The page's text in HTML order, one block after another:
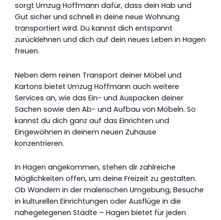
sorgt Umzug Hoffmann dafür, dass dein Hab und
Gut sicher und schnell in deine neue Wohnung
transportiert wird. Du kannst dich entspannt
zurücklehnen und dich auf dein neues Leben in Hagen
freuen.
Neben dem reinen Transport deiner Möbel und
Kartons bietet Umzug Hoffmann auch weitere
Services an, wie das Ein- und Auspacken deiner
Sachen sowie den Ab- und Aufbau von Möbeln. So
kannst du dich ganz auf das Einrichten und
Eingewöhnen in deinem neuen Zuhause
konzentrieren.
In Hagen angekommen, stehen dir zahlreiche
Möglichkeiten offen, um deine Freizeit zu gestalten.
Ob Wandern in der malerischen Umgebung, Besuche
in kulturellen Einrichtungen oder Ausflüge in die
nahegelegenen Städte – Hagen bietet für jeden